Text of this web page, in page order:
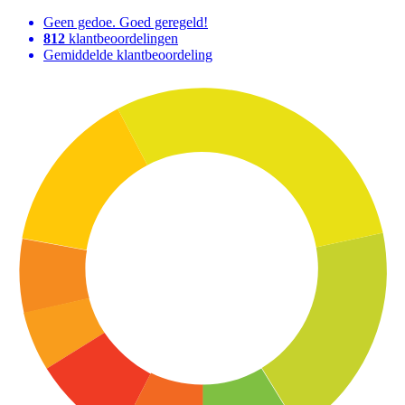
Geen gedoe. Goed geregeld!
812 klantbeoordelingen
Gemiddelde klantbeoordeling